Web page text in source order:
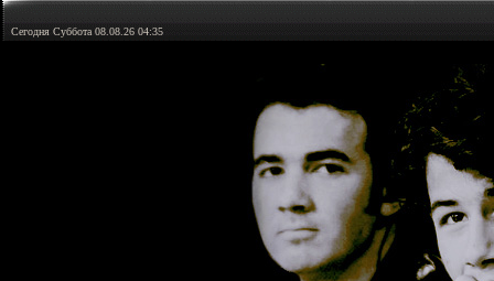
Сегодня Суббота 08.08.26 04:35